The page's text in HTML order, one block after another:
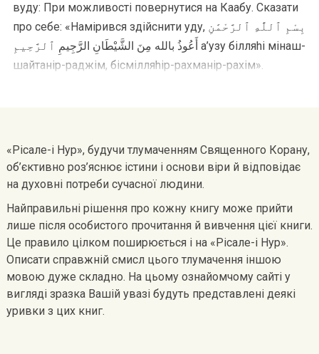
вуду: При можливостi повернутися на Каабу. Сказати
про себе: «Намiрився здiйснити уду, بِسْمِ ٱللَّٰهِ ٱلرَّحْمَٰنِ
ٱلرَّحِيمِ‎ أَعُوذُ بالله مِنَ الشَّيْطَانِ الرَّجِيمِ а’узу бiлляhi мiнаш-
шайтанiр-раджiм, бiсмiлляhiр-рахманiр-рахiм».
«Рісале-і Нур», будучи тлумаченням Священного Корану,
об’єктивно роз’яснює істини і основи віри й відповідає
на духовні потреби сучасної людини.
Найправильні рішення про кожну книгу може прийти
лише після особистого прочитання й вивчення цієї книги.
Це правило цілком поширюється і на «Рісале-і Нур».
Описати справжній смисл цього тлумачення іншою
мовою дуже складно. На цьому ознайомчому сайті у
вигляді зразка Вашій увазі будуть представлені деякі
уривки з цих книг.